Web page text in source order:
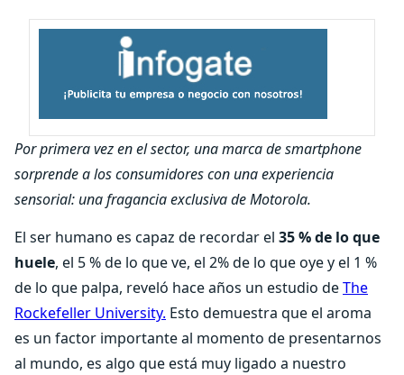
Por primera vez en el sector, una marca de smartphone
sorprende a los consumidores con una experiencia
sensorial: una fragancia exclusiva de Motorola.
El ser humano es capaz de recordar el 35 % de lo que
huele, el 5 % de lo que ve, el 2% de lo que oye y el 1 %
de lo que palpa, reveló hace años un estudio deThe
Rockefeller University. Esto demuestra que el aroma
es un factor importante al momento de presentarnos
al mundo, es algo que está muy ligado a nuestro